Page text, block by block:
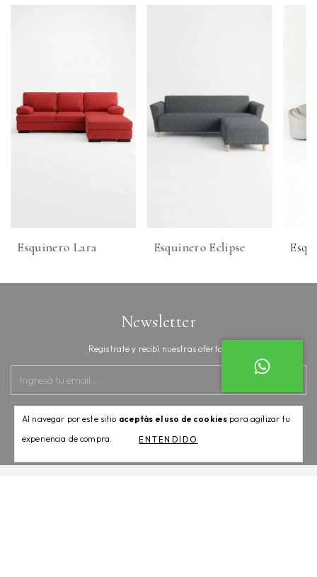
Al navegar por este sitio aceptás el uso de cookies para agilizar tu
experiencia de compra.
ENTENDIDO
Esquinero Lara Esquinero Eclipse
Newsletter
Registrate y recibí nuestras ofertas.